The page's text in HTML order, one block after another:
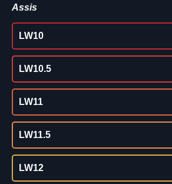
Assis
LW10
LW10.5
LW11
LW11.5
LW12